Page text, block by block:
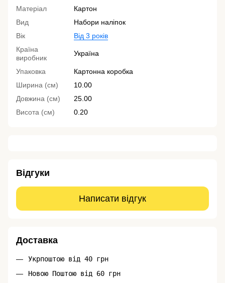
Матеріал
Картон
Вид
Набори наліпок
Вік
Від 3 років
Країна
виробник
Україна
Упаковка
Картонна коробка
Ширина (см)
10.00
Довжина (см)
25.00
Висота (см)
0.20
Відгуки
Написати відгук
Доставка
Укрпоштою від 40 грн
Новою Поштою від 60 грн